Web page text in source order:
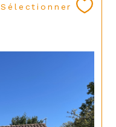
Sélectionner